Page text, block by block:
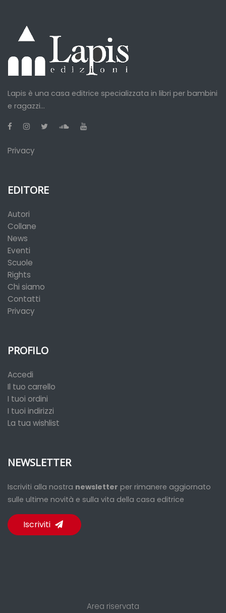
Lapis è una casa editrice specializzata in libri per bambini
e ragazzi...
Privacy
EDITORE
Autori
Collane
News
Eventi
Scuole
Rights
Chi siamo
Contatti
Privacy
PROFILO
Accedi
Il tuo carrello
I tuoi ordini
I tuoi indirizzi
La tua wishlist
NEWSLETTER
Iscriviti alla nostra newsletter per rimanere aggiornato
sulle ultime novità e sulla vita della casa editrice
Iscriviti
Area riservata